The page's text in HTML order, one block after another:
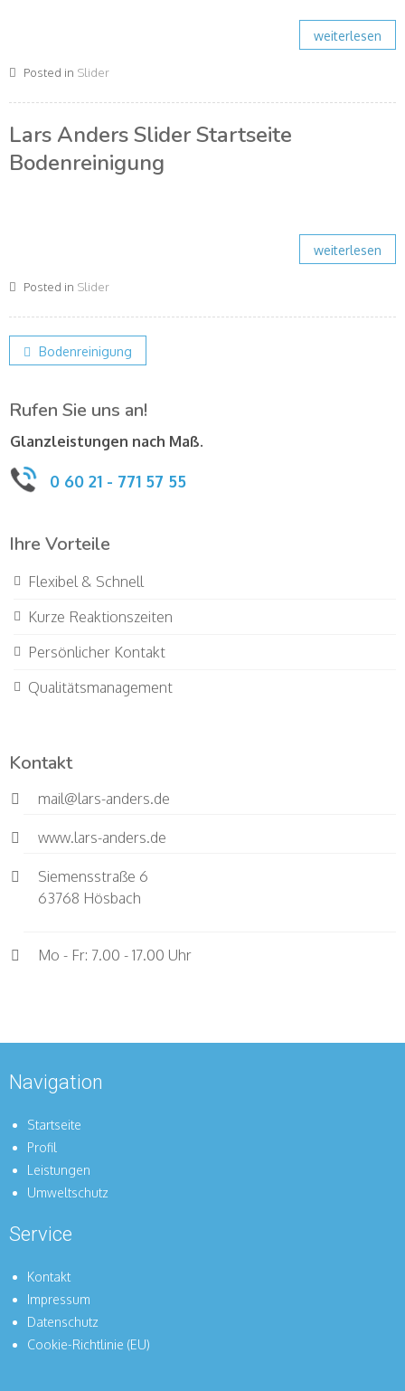
weiterlesen
Posted in Slider
Lars Anders Slider Startseite
Bodenreinigung
weiterlesen
Posted in Slider
Post
Bodenreinigung
Rufen Sie uns an!
Glanzleistungen nach Maß.
0 60 21 - 771 57 55
Ihre Vorteile
Flexibel & Schnell
Kurze Reaktionszeiten
Persönlicher Kontakt
Qualitätsmanagement
Kontakt
mail@lars-anders.de
www.lars-anders.de
Siemensstraße 6
63768 Hösbach
Mo - Fr: 7.00 - 17.00 Uhr
Navigation
Startseite
Profil
Leistungen
Umweltschutz
Service
Kontakt
Impressum
Datenschutz
Cookie-Richtlinie (EU)